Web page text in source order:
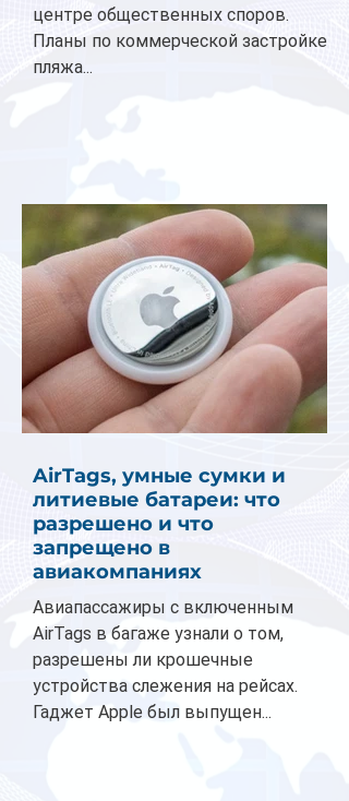
центре общественных споров.
Планы по коммерческой застройке
пляжа...
AirTags, умные сумки и
литиевые батареи: что
разрешено и что
запрещено в
авиакомпаниях
Авиапассажиры с включенным
AirTags в багаже узнали о том,
разрешены ли крошечные
устройства слежения на рейсах.
Гаджет Apple был выпущен...